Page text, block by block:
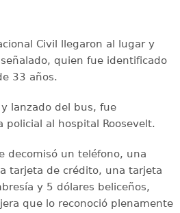
Civil llegaron al lugar y
quien fue identificado
33 años.
lanzado del bus, fue
policial al hospital Roosevelt.
decomisó un teléfono, una
tarjeta de crédito, una tarjeta
y 5 dólares beliceños,
que lo reconoció plenamente